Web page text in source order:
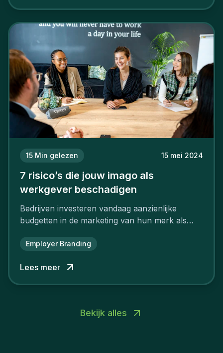
15 Min gelezen 15 mei 2024
7 risico’s die jouw imago als
werkgever beschadigen
Bedrijven investeren vandaag aanzienlijke
budgetten in de marketing van hun merk als
Employer Branding
Lees meer
Bekijk alles